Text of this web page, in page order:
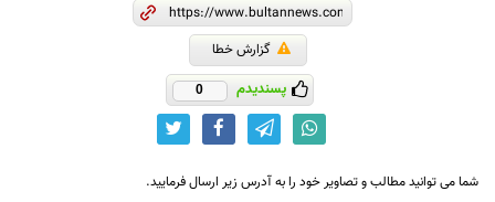
گزارش خطا
پسندیدم 0
شما می توانید مطالب و تصاویر خود را به آدرس زیر ارسال فرمایید.